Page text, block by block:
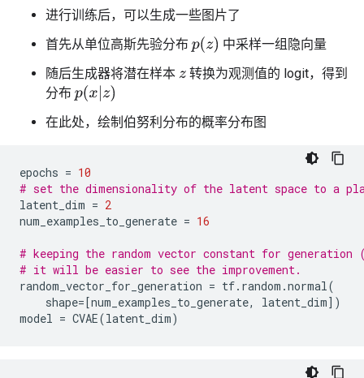
进行训练后，可以生成一些图片了
首先从单位高斯先验分布 p(z)
中采样一组隐向量
随后生成器将潜在样本 z 转换为观测值的 logit，得到
分布 p(x|z)
在此处，绘制伯努利分布的概率分布图
epochs = 10
# set the dimensionality of the latent space to a
latent_dim = 2
num_examples_to_generate = 16
# keeping the random vector constant for
# it will be easier to see the improvement.
random_vector_for_generation = tf. random .normal(
shape=[num_examples_to_generate, latent_dim])
model = CVAE(latent_dim)